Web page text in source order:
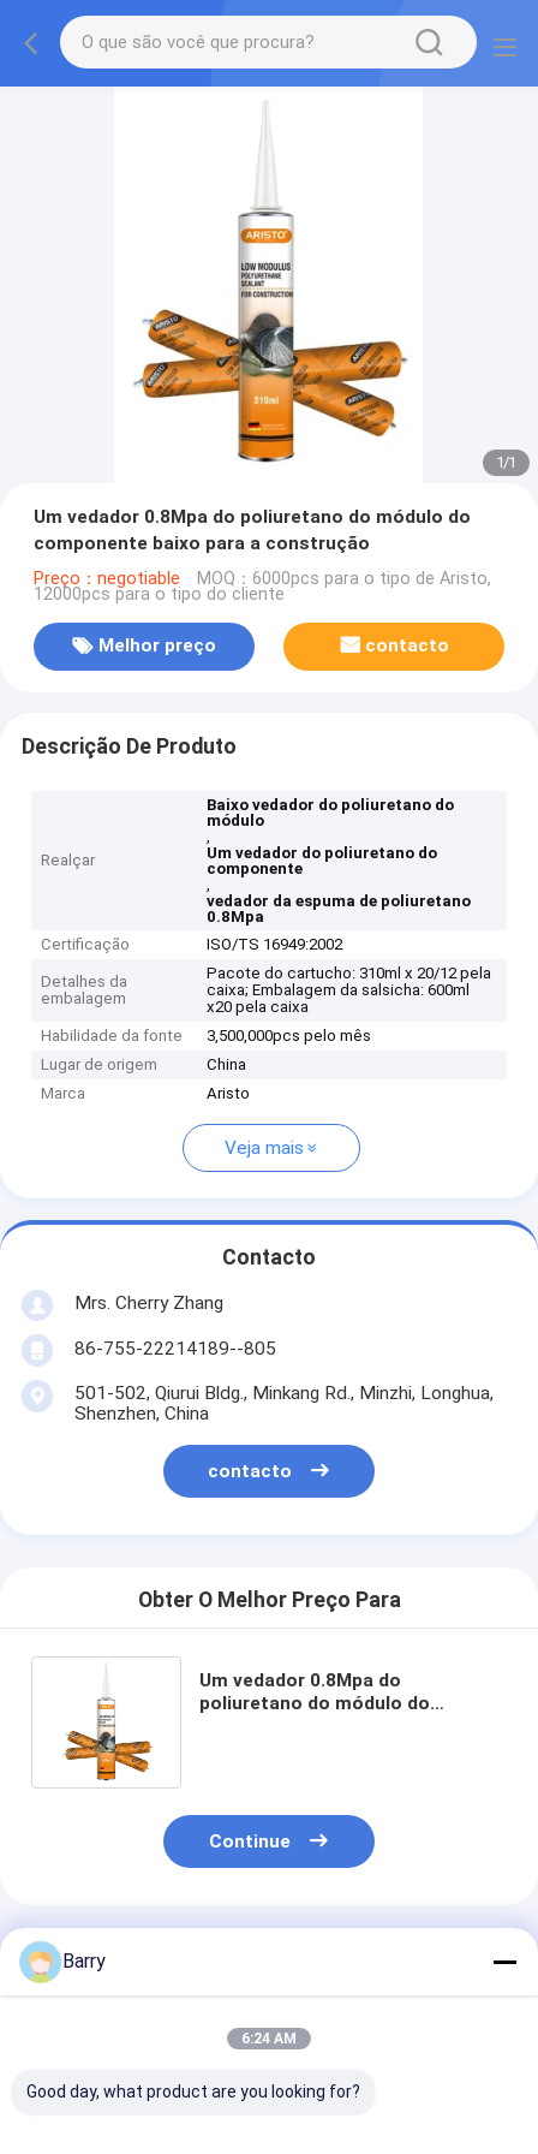
1/1
Um vedador 0.8Mpa do poliuretano do módulo do
componente baixo para a construção
Preço：negotiable MOQ：6000pcs para o tipo de Aristo,
12000pcs para o tipo do cliente
Melhor preço contacto
Descrição De Produto
Realçar
Baixo vedador do poliuretano do
módulo
,
Um vedador do poliuretano do
componente
,
vedador da espuma de poliuretano
0.8Mpa
Certificação
ISO/TS 16949:2002
Detalhes da
embalagem
Pacote do cartucho: 310ml x 20/12 pela
caixa; Embalagem da salsicha: 600ml
x20 pela caixa
Habilidade da fonte
3,500,000pcs pelo mês
Lugar de origem
China
Marca
Aristo
Veja mais
Contacto
Mrs. Cherry Zhang
86-755-22214189--805
501-502, Qiurui Bldg., Minkang Rd., Minzhi, Longhua,
Shenzhen, China
contacto
Obter O Melhor Preço Para
Um vedador 0.8Mpa do
poliuretano do módulo do
Continue
Produtos Recomendados
Barry
6:24 AM
Good day, what product are you looking for?